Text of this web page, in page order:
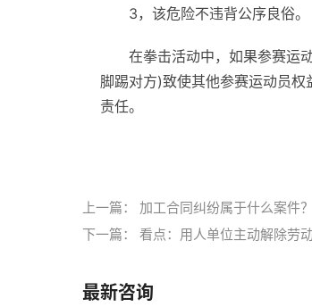
3，该危险不违背公序良俗。
在拳击活动中，如果参赛运
脚踢对方)致使其他参赛运动员
责任。
上一篇： 加工合同纠纷属于什么案件
下一篇： 看点：用人单位主动解除劳
最新咨询